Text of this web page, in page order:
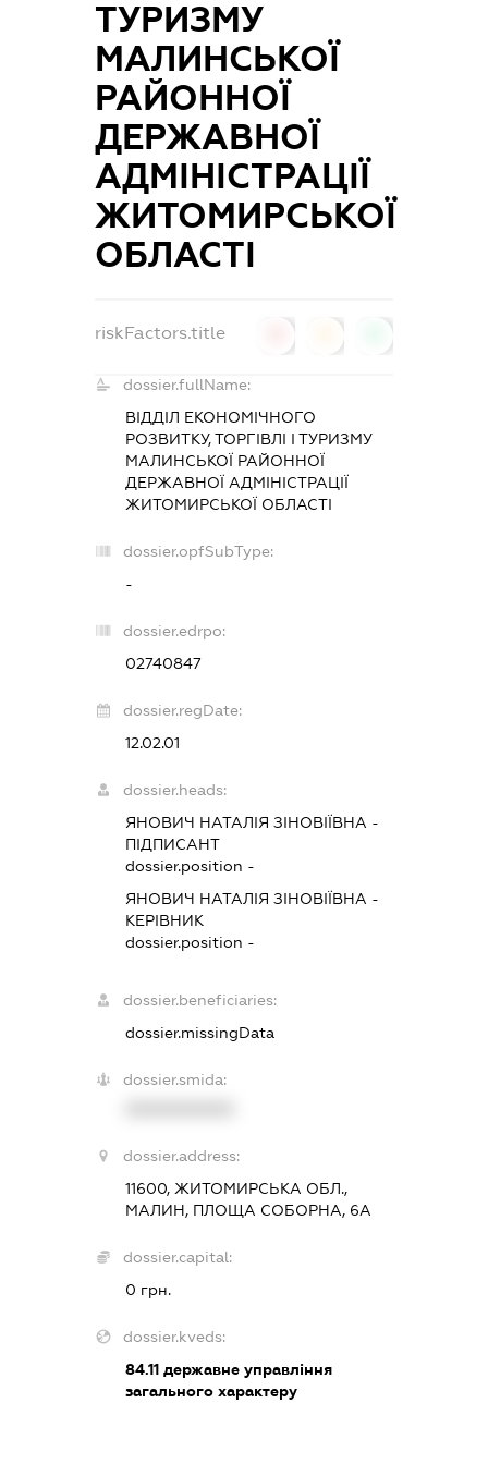
ТУРИЗМУ
МАЛИНСЬКОЇ
РАЙОННОЇ
ДЕРЖАВНОЇ
АДМІНІСТРАЦІЇ
ЖИТОМИРСЬКОЇ
ОБЛАСТІ
riskFactors.title
dossier.fullName:
ВІДДІЛ ЕКОНОМІЧНОГО
РОЗВИТКУ, ТОРГІВЛІ І ТУРИЗМУ
МАЛИНСЬКОЇ РАЙОННОЇ
ДЕРЖАВНОЇ АДМІНІСТРАЦІЇ
ЖИТОМИРСЬКОЇ ОБЛАСТІ
dossier.opfSubType:
-
dossier.edrpo:
02740847
dossier.regDate:
12.02.01
dossier.heads:
ЯНОВИЧ НАТАЛІЯ ЗІНОВІЇВНА -
ПІДПИСАНТ
dossier.position -
ЯНОВИЧ НАТАЛІЯ ЗІНОВІЇВНА -
КЕРІВНИК
dossier.position -
dossier.beneficiaries:
dossier.missingData
dossier.smida:
dossier.address:
11600, ЖИТОМИРСЬКА ОБЛ.,
МАЛИН, ПЛОЩА СОБОРНА, 6А
dossier.capital:
0 грн.
dossier.kveds:
84.11 державне управління
загального характеру